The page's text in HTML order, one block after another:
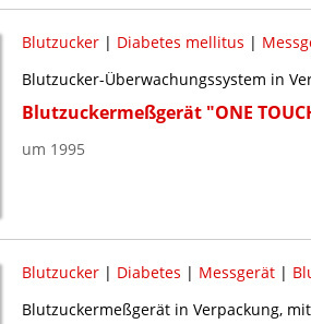
Blutzucker| Diabetes mellitus |
Blutzucker-Überwachungssystem in
Blutzuckermeßgerät "ONE
um 1995
Blutzucker| Diabetes | Messgerät|
Blutzuckermeßgerät in Verpackung,